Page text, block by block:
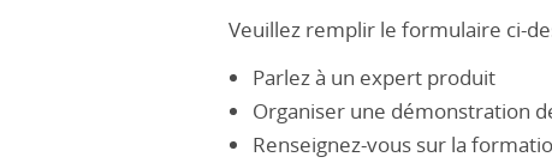
Veuillez remplir le formulaire ci-
Parlez à un expert produit
Organiser une démonstration
Renseignez-vous sur la